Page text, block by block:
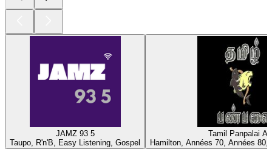
JAMZ 93 5
Taupo, R'n'B, Easy Listening, Gospel
Tamil Panpalai
Hamilton, Années 70, Années 80,